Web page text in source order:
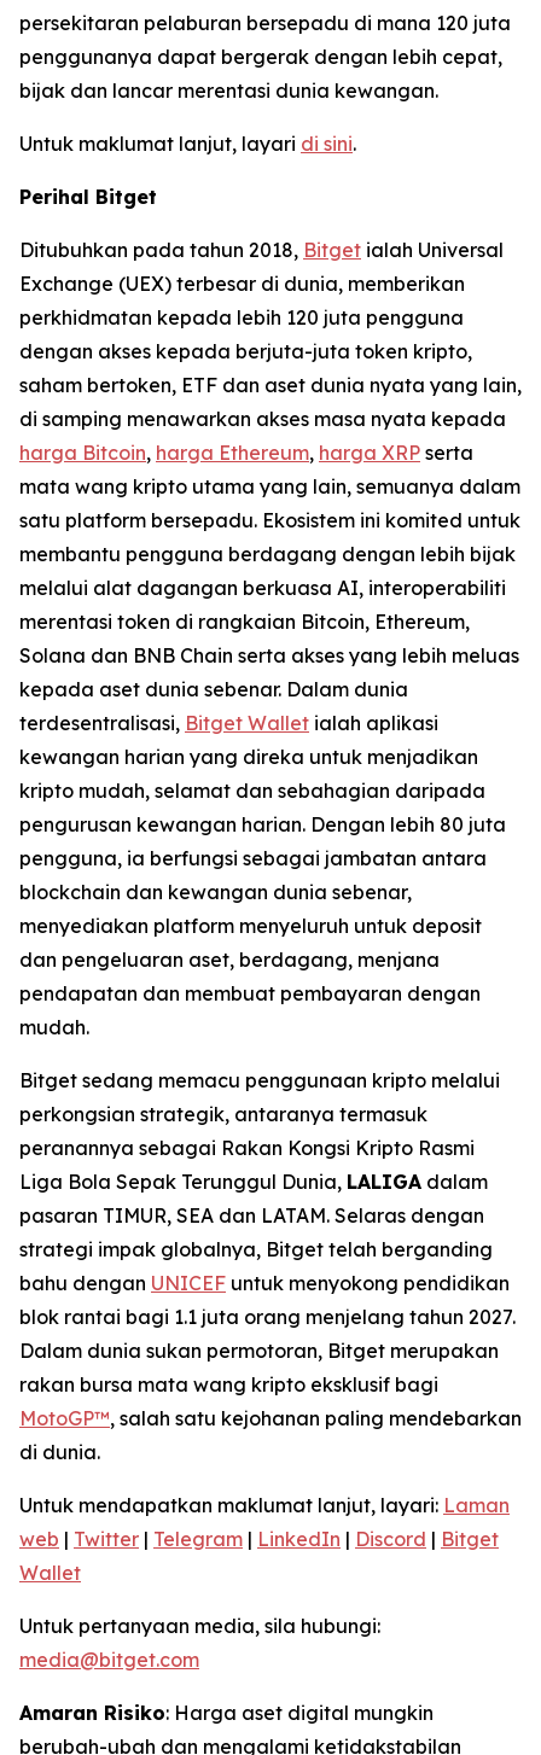
persekitaran pelaburan bersepadu di mana 120 juta
penggunanya dapat bergerak dengan lebih cepat,
bijak dan lancar merentasi dunia kewangan.
Untuk maklumat lanjut, layari di sini.
Perihal Bitget
Ditubuhkan pada tahun 2018, Bitget ialah Universal
Exchange (UEX) terbesar di dunia, memberikan
perkhidmatan kepada lebih 120 juta pengguna
dengan akses kepada berjuta-juta token kripto,
saham bertoken, ETF dan aset dunia nyata yang lain,
di samping menawarkan akses masa nyata kepada
harga Bitcoin, harga Ethereum, harga XRP serta
mata wang kripto utama yang lain, semuanya dalam
satu platform bersepadu. Ekosistem ini komited untuk
membantu pengguna berdagang dengan lebih bijak
melalui alat dagangan berkuasa AI, interoperabiliti
merentasi token di rangkaian Bitcoin, Ethereum,
Solana dan BNB Chain serta akses yang lebih meluas
kepada aset dunia sebenar. Dalam dunia
terdesentralisasi, Bitget Wallet ialah aplikasi
kewangan harian yang direka untuk menjadikan
kripto mudah, selamat dan sebahagian daripada
pengurusan kewangan harian. Dengan lebih 80 juta
pengguna, ia berfungsi sebagai jambatan antara
blockchain dan kewangan dunia sebenar,
menyediakan platform menyeluruh untuk deposit
dan pengeluaran aset, berdagang, menjana
pendapatan dan membuat pembayaran dengan
mudah.
Bitget sedang memacu penggunaan kripto melalui
perkongsian strategik, antaranya termasuk
peranannya sebagai Rakan Kongsi Kripto Rasmi
Liga Bola Sepak Terunggul Dunia, LALIGA dalam
pasaran TIMUR, SEA dan LATAM. Selaras dengan
strategi impak globalnya, Bitget telah berganding
bahu dengan UNICEF untuk menyokong pendidikan
blok rantai bagi 1.1 juta orang menjelang tahun 2027.
Dalam dunia sukan permotoran, Bitget merupakan
rakan bursa mata wang kripto eksklusif bagi
MotoGP™, salah satu kejohanan paling mendebarkan
di dunia.
Untuk mendapatkan maklumat lanjut, layari: Laman
web | Twitter | Telegram | LinkedIn | Discord | Bitget
Wallet
Untuk pertanyaan media, sila hubungi:
media@bitget.com
Amaran Risiko: Harga aset digital mungkin
berubah-ubah dan mengalami ketidakstabilan